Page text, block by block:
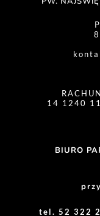
14 1240
BIURO
tel. 52 322